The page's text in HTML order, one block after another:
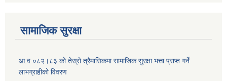
सामाजिक सुरक्षा
आ.व ०८२।८३ को तेस्रो त्रैमासिकमा सामाजिक सुरक्षा भत्ता प्राप्त गर्ने
लाभग्राहीको विवरण